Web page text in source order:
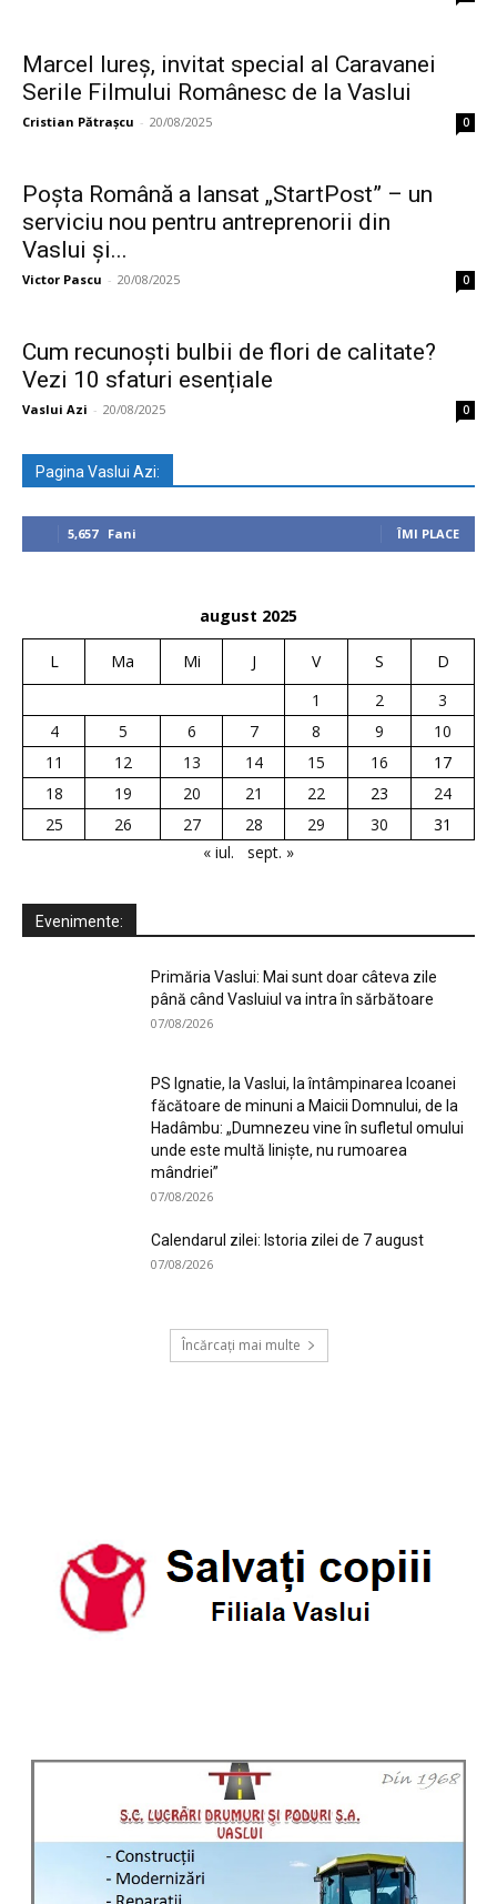
Marcel Iureș, invitat special al Caravanei
Serile Filmului Românesc de la Vaslui
Cristian Pătrașcu - 20/08/2025 0
Poșta Română a lansat „StartPost” – un
serviciu nou pentru antreprenorii din
Vaslui și...
Victor Pascu - 20/08/2025 0
Cum recunoști bulbii de flori de calitate?
Vezi 10 sfaturi esențiale
Vaslui Azi - 20/08/2025 0
Pagina Vaslui Azi:
5,657 Fani ÎMI PLACE
august 2025
L Ma Mi J V S
D
1
2
3
4
5 6 7 8 9
10
11
12 13 14 15 16
17
18
19 20 21 22 23
24
25
26 27 28 29 30
31
« iul.
sept. »
Evenimente:
Primăria Vaslui: Mai sunt doar câteva zile
până când Vasluiul va intra în sărbătoare
07/08/2026
PS Ignatie, la Vaslui, la întâmpinarea Icoanei
făcătoare de minuni a Maicii Domnului, de la
Hadâmbu: „Dumnezeu vine în sufletul omului
unde este multă liniște, nu rumoarea
mândriei”
07/08/2026
Calendarul zilei: Istoria zilei de 7 august
07/08/2026
Încărcați mai multe